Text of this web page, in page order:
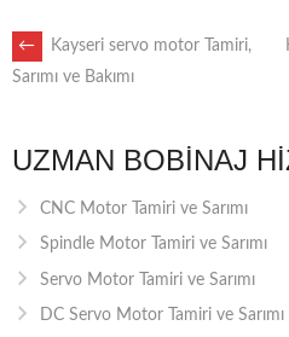
POST
←
Kayseri servo motor Tamiri,
Sarımı ve Bakımı
UZMAN BOBINAJ
CNC Motor Tamiri ve Sarımı
Spindle Motor Tamiri ve Sarımı
Servo Motor Tamiri ve Sarımı
DC Servo Motor Tamiri ve Sarımı